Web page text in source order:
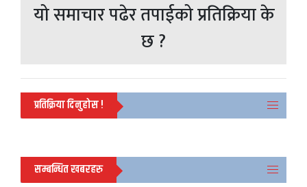
यो समाचार पढेर तपाईको प्रतिक्रिया के
छ ?
प्रतिक्रिया दिनुहोस !
सम्बन्धित खबरहरु